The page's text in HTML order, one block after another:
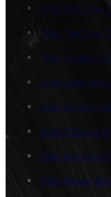
Tela Texture
Tela Texture
Tela Classic
Juta Lupin e
Juta Action
Juta Coppia
Tela
Tela Series